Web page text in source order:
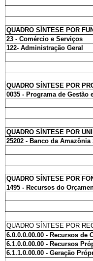
QUADRO SÍNTESE POR
23 - Comércio e Serviços
122- Administração Geral
QUADRO SÍNTESE POR
0035 - Programa de Gestão
QUADRO SÍNTESE POR
25202 - Banco da Amazônia
QUADRO SÍNTESE POR
1495 - Recursos do
QUADRO SÍNTESE POR
6.0.0.0.00.00 - Recursos de
6.1.0.0.00.00 - Recursos
6.1.1.0.00.00 - Geração